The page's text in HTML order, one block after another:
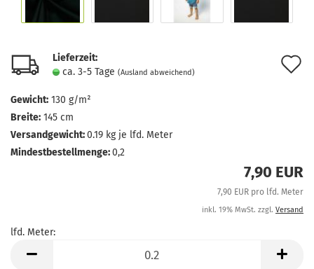
Lieferzeit:
ca. 3-5 Tage (Ausland abweichend)
Gewicht: 130 g/m²
Breite: 145 cm
Versandgewicht:0.19 kg je lfd. Meter
Mindestbestellmenge:0,2
7,90 EUR
7,90 EUR pro lfd. Meter
inkl. 19% MwSt. zzgl. Versand
lfd. Meter:
Meter